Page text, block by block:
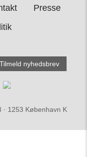
Presse
· 1253 København K